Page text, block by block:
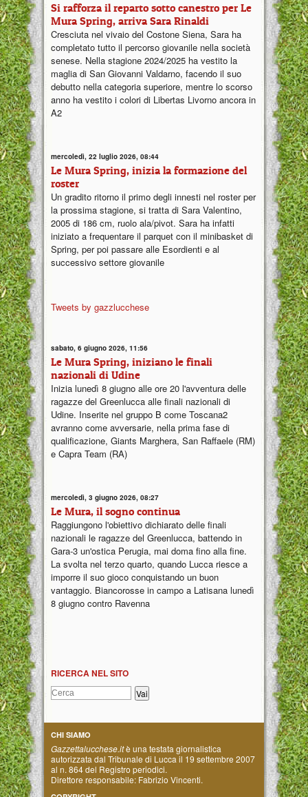
Si rafforza il reparto sotto canestro per Le
Mura Spring, arriva Sara Rinaldi
Cresciuta nel vivaio del Costone Siena, Sara ha
completato tutto il percorso giovanile nella società
senese. Nella stagione 2024/2025 ha vestito la
maglia di San Giovanni Valdarno, facendo il suo
debutto nella categoria superiore, mentre lo scorso
anno ha vestito i colori di Libertas Livorno ancora in
A2
mercoledì, 22 luglio 2026, 08:44
Le Mura Spring, inizia la formazione del
roster
Un gradito ritorno il primo degli innesti nel roster per
la prossima stagione, si tratta di Sara Valentino,
2005 di 186 cm, ruolo ala/pivot. Sara ha infatti
iniziato a frequentare il parquet con il minibasket di
Spring, per poi passare alle Esordienti e al
successivo settore giovanile
Tweets by gazzlucchese
sabato, 6 giugno 2026, 11:56
Le Mura Spring, iniziano le finali
nazionali di Udine
Inizia lunedì 8 giugno alle ore 20 l'avventura delle
ragazze del Greenlucca alle finali nazionali di
Udine. Inserite nel gruppo B come Toscana2
avranno come avversarie, nella prima fase di
qualificazione, Giants Marghera, San Raffaele (RM)
e Capra Team (RA)
mercoledì, 3 giugno 2026, 08:27
Le Mura, il sogno continua
Raggiungono l'obiettivo dichiarato delle finali
nazionali le ragazze del Greenlucca, battendo in
Gara-3 un'ostica Perugia, mai doma fino alla fine.
La svolta nel terzo quarto, quando Lucca riesce a
imporre il suo gioco conquistando un buon
vantaggio. Biancorosse in campo a Latisana lunedì
8 giugno contro Ravenna
RICERCA NEL SITO
CHI SIAMO
Gazzettalucchese.itè una testata giornalistica
autorizzata dal Tribunale di Lucca il 19 settembre 2007
al n. 864 del Registro periodici.
Direttore responsabile: Fabrizio Vincenti.